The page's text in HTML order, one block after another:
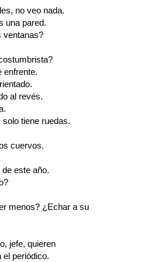
no veo nada.
una pared.
ventanas?
enfrente.
al revés.
solo tiene ruedas.
cuervos.
de este año.
menos? ¿Echar a su
jefe, quieren
el periódico.